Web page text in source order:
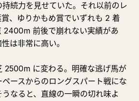
続力を見せていた。それ以前のレ
、ゆりかもめ賞でいずれも 2 着
2400m 前後で崩れない実績があ
は非常に高い。
2500m に変わる。明確な逃げ馬が
ースからのロングスパート戦にな
なると、直線の一瞬の切れ味よ